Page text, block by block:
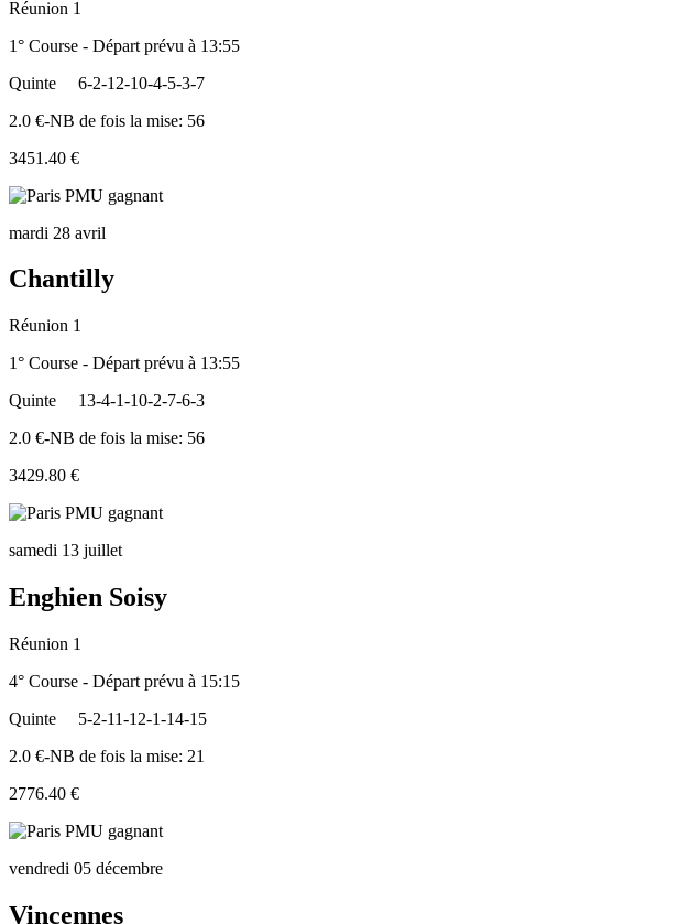
Réunion 1
1° Course - Départ prévu à 13:55
Quinte
6-2-12-10-4-5-3-7
2.0 €-NB de fois la mise: 56
3451.40 €
mardi 28 avril
Chantilly
Réunion 1
1° Course - Départ prévu à 13:55
Quinte
13-4-1-10-2-7-6-3
2.0 €-NB de fois la mise: 56
3429.80 €
samedi 13 juillet
Enghien Soisy
Réunion 1
4° Course - Départ prévu à 15:15
Quinte
5-2-11-12-1-14-15
2.0 €-NB de fois la mise: 21
2776.40 €
vendredi 05 décembre
Vincennes